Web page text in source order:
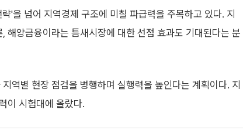
'을 넘어 지역경제 구조에 미칠 파급력을 주목하고 있다. 지
해양금융이라는 틈새시장에 대한 선점 효과도 기대된다는 분
역별 현장 점검을 병행하며 실행력을 높인다는 계획이다. 지
이 시험대에 올랐다.